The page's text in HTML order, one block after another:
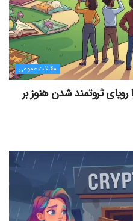
مقالات عمومی
چرا رویای ثروتمند شدن هنوز بر